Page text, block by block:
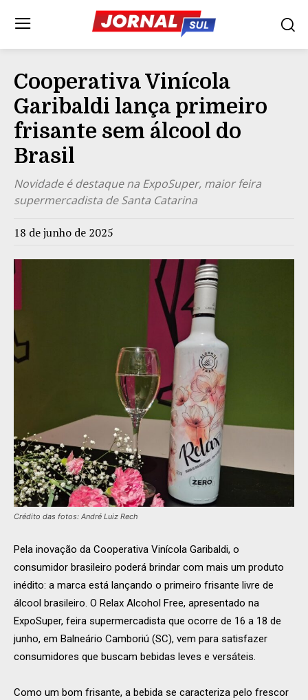
Cooperativa Vinícola
Garibaldi lança primeiro
frisante sem álcool do
Brasil
Novidade é destaque na ExpoSuper, maior feira
supermercadista de Santa Catarina
18 de junho de 2025
Crédito das fotos: André Luiz Rech
Pela inovação da Cooperativa Vinícola Garibaldi, o
consumidor brasileiro poderá brindar com mais um produto
inédito: a marca está lançando o primeiro frisante livre de
álcool brasileiro. O Relax Alcohol Free, apresentado na
ExpoSuper, feira supermercadista que ocorre de 16 a 18 de
junho, em Balneário Camboriú (SC), vem para satisfazer
consumidores que buscam bebidas leves e versáteis.
Como um bom frisante, a bebida se caracteriza pelo frescor